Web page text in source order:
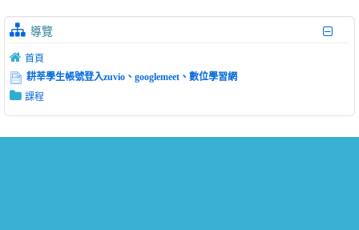
導覽
首頁
耕莘學生帳號登入zuvio、googlemeet、數位學習網
課程